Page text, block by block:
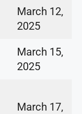
March 12,
2025
March 15,
2025
March 17,